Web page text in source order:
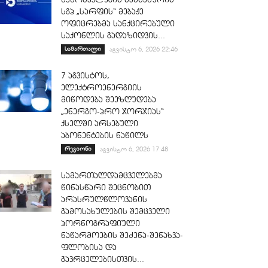
სგპ „სარფის“ მებაჟე
ოფიცრებმა სანქცირებული
საქონლის გადაზიდვის...
სამართალი აგვისტო 6, 2026 22:46
7 აგვისტოს,
ელექტროენერგიის
მიწოდება შეეზღუდება
„ენერგო-პრო ჯორჯიას“
ქსელში არსებული
აბონენტების ნაწილს
რეგიონი აგვისტო 6, 2026 17:48
სამართალდამცველებმა
წინასწარი შეცნობით
არასრულწლოვანის
გამოსახულების შემცველი
პორნოგრაფიული
ნაწარმოების შეძენა-შენახვა-
ფლობისა და
გავრცელებისთვის...